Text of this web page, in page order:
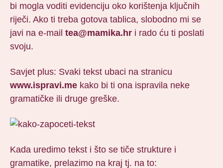
bi mogla voditi evidenciju oko korištenja ključnih
riječi. Ako ti treba gotova tablica, slobodno mi se
javi na e-mail tea@mamika.hr i rado ću ti poslati
svoju.
Savjet plus: Svaki tekst ubaci na stranicu
www.ispravi.me kako bi ti ona ispravila neke
gramatičke ili druge greške.
Kada uredimo tekst i što se tiče strukture i
gramatike, prelazimo na kraj tj. na to: